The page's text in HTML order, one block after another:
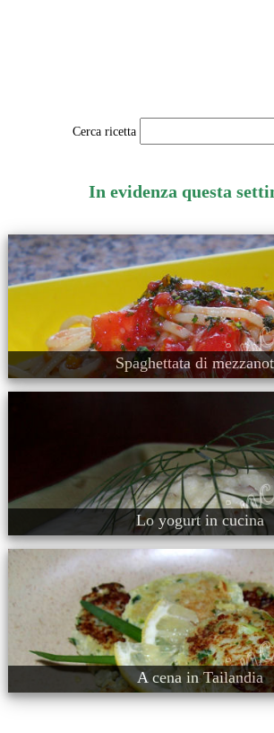
Cerca ricetta
In evidenza questa
Spaghettata di
Lo yogurt in cucina
A cena in Tailandia